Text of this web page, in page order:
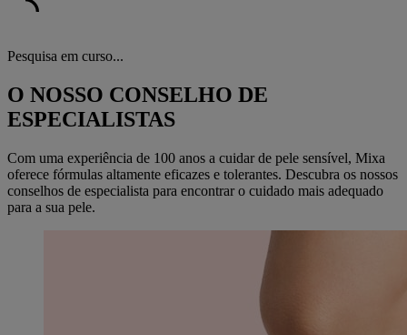
Pesquisa em curso...
O NOSSO CONSELHO DE
ESPECIALISTAS
Com uma experiência de 100 anos a cuidar de pele sensível, Mixa
oferece fórmulas altamente eficazes e tolerantes. Descubra os nossos
conselhos de especialista para encontrar o cuidado mais adequado
para a sua pele.